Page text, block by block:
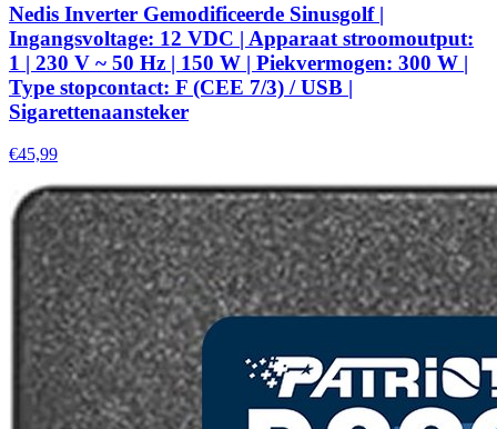
Nedis Inverter Gemodificeerde Sinusgolf |
Ingangsvoltage: 12 VDC | Apparaat stroomoutput:
1 | 230 V ~ 50 Hz | 150 W | Piekvermogen: 300 W |
Type stopcontact: F (CEE 7/3) / USB |
Sigarettenaansteker
€45,99